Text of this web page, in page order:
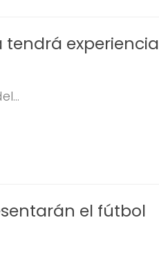
tendrá experiencia
el fútbol